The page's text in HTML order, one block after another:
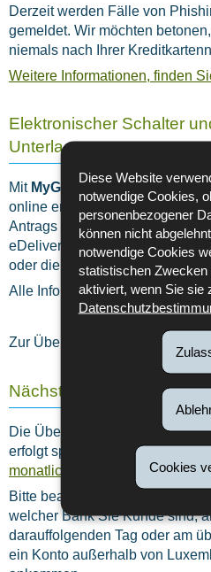
Diese Website
notwendige Cookies,
personenbezogener
können nicht
notwendige Cookies
statistischen Zwecken
aktiviert, wenn Sie sie
Cookies
Derzeit werden Fälle von
gemeldet. Wir möchten
niemals nach Ihrer
Weitere Informationen, finden
Elektronischer Schalter
Unterlagen
MitMyGuichetkönnen Sie
online erledigen, wie z. B. die
Antrags auf Familienleistungen,
eDelivery-Dienstes, die
oder die Übermittlung
Alle Informationen zu
Zur Übermittlung von Unterlagen,
Nächste Zahlung
Die Überweisung des
erfolgt spätestens am 25. des
monatlichen Überweisungen)
Bitte beachten Sie, dass die
welcher Bank Sie Kunde sind,
darauffolgenden Tag oder am
ein Konto außerhalb von